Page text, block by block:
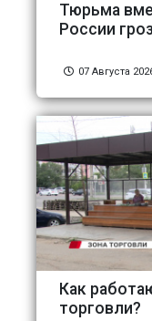
Тюрьма
России
07 Августа
Как
торговли?